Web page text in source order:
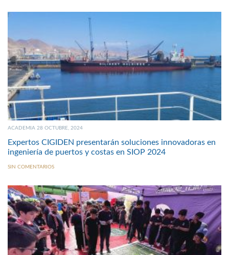
ACADEMIA 28 OCTUBRE, 2024
Expertos CIGIDEN presentarán soluciones innovadoras en
ingeniería de puertos y costas en SIOP 2024
SIN COMENTARIOS